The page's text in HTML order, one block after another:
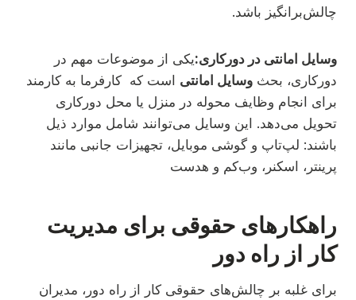
چالش‌برانگیز باشد.
وسایل امانتی در دورکاری:یکی از موضوعات مهم در
دورکاری، بحث وسایل امانتی است که کارفرما به کارمند
برای انجام وظایف محوله در منزل یا محل دورکاری
تحویل می‌دهد. این وسایل می‌توانند شامل موارد ذیل
باشند: لپ‌تاپ و گوشی موبایل، تجهیزات جانبی مانند
پرینتر، اسکنر، وب‌کم و هدست
راهکارهای حقوقی برای مدیریت
کار از راه دور
برای غلبه بر چالش‌های حقوقی کار از راه دور، مدیران